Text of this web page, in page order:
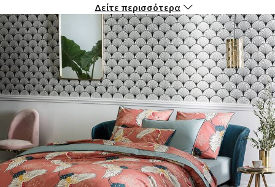
Περιγραφή
- Από 100% βαμβάκι
- 180 κλωστές/τετραγωνική ίντσα: όσο μεγαλύτερη η
πυκνότητα της ύφανσης, τόσο υψηλότερη η ποιότητα
- Εμπριμέ μοτίβο πουλιά στην μπροστινή πλευρά,
μονόχρωμη στην πίσω πλευρά
- Τελείωμα με ρέλι
- Ίσια βάση με κουμπιά
Συντήρηση
- Πλύσιμο στο πλυντήριο στους 60°C
Δείτε περισσότερα